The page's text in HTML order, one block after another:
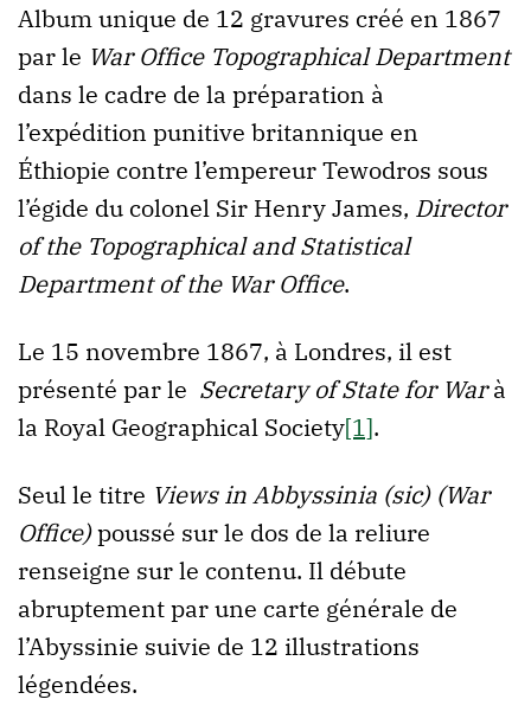
Album unique de 12 gravures créé en 1867
par le War Office Topographical Department
dans le cadre de la préparation à
l’expédition punitive britannique en
Éthiopie contre l’empereur Tewodros sous
l’égide du colonel Sir Henry James, Director
of the Topographical and Statistical
Department of the War Office.
Le 15 novembre 1867, à Londres, il est
présenté par le Secretary of State for Warà
la Royal Geographical Society[1].
Seul le titre Views in Abbyssinia (sic) (War
Office)poussé sur le dos de la reliure
renseigne sur le contenu. Il débute
abruptement par une carte générale de
l’Abyssinie suivie de 12 illustrations
légendées.